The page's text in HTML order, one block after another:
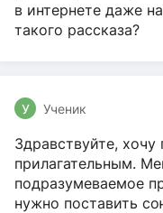
в интернете даже
такого рассказа?
У Ученик
Здравствуйте, хочу
прилагательным.
подразумеваемое
нужно поставить